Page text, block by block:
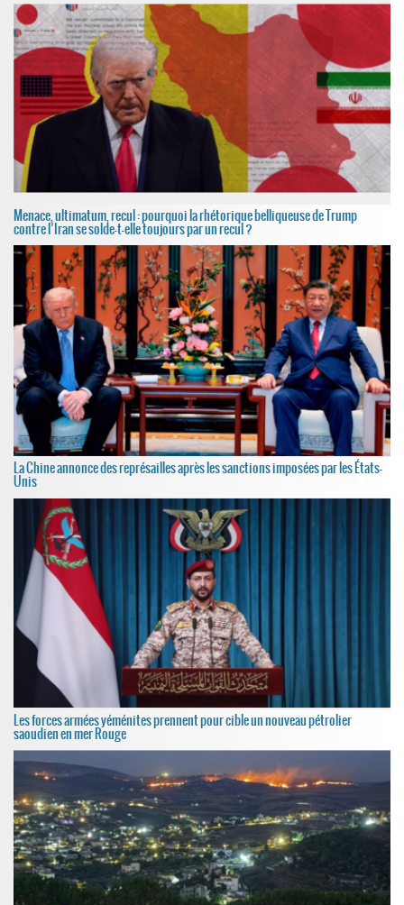
Menace, ultimatum, recul : pourquoi la rhétorique belliqueuse de Trump
contre l’Iran se solde-t-elle toujours par un recul ?
La Chine annonce des représailles après les sanctions imposées par les États-
Unis
Les forces armées yéménites prennent pour cible un nouveau pétrolier
saoudien en mer Rouge